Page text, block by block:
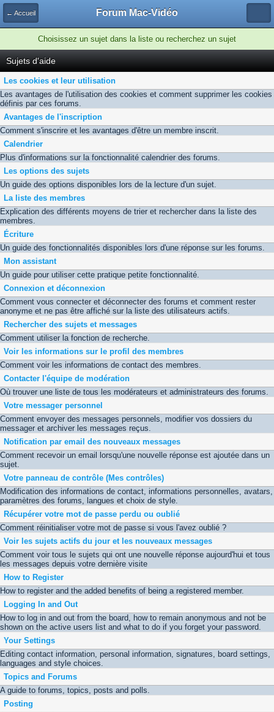
← Accueil Forum Mac-Vidéo
Choisissez un sujet dans la liste ou recherchez un sujet
Sujets d'aide
Les cookies et leur utilisation
Les avantages de l'utilisation des cookies et comment supprimer les cookies
définis par ces forums.
Avantages de l'inscription
Comment s'inscrire et les avantages d'être un membre inscrit.
Calendrier
Plus d'informations sur la fonctionnalité calendrier des forums.
Les options des sujets
Un guide des options disponibles lors de la lecture d'un sujet.
La liste des membres
Explication des différents moyens de trier et rechercher dans la liste des
membres.
Écriture
Un guide des fonctionnalités disponibles lors d'une réponse sur les forums.
Mon assistant
Un guide pour utiliser cette pratique petite fonctionnalité.
Connexion et déconnexion
Comment vous connecter et déconnecter des forums et comment rester
anonyme et ne pas être affiché sur la liste des utilisateurs actifs.
Rechercher des sujets et messages
Comment utiliser la fonction de recherche.
Voir les informations sur le profil des membres
Comment voir les informations de contact des membres.
Contacter l'équipe de modération
Où trouver une liste de tous les modérateurs et administrateurs des forums.
Votre messager personnel
Comment envoyer des messages personnels, modifier vos dossiers du
messager et archiver les messages reçus.
Notification par email des nouveaux messages
Comment recevoir un email lorsqu'une nouvelle réponse est ajoutée dans un
sujet.
Votre panneau de contrôle (Mes contrôles)
Modification des informations de contact, informations personnelles, avatars,
paramètres des forums, langues et choix de style.
Récupérer votre mot de passe perdu ou oublié
Comment réinitialiser votre mot de passe si vous l'avez oublié ?
Voir les sujets actifs du jour et les nouveaux messages
Comment voir tous le sujets qui ont une nouvelle réponse aujourd'hui et tous
les messages depuis votre dernière visite
How to Register
How to register and the added benefits of being a registered member.
Logging In and Out
How to log in and out from the board, how to remain anonymous and not be
shown on the active users list and what to do if you forget your password.
Your Settings
Editing contact information, personal information, signatures, board settings,
languages and style choices.
Topics and Forums
A guide to forums, topics, posts and polls.
Posting